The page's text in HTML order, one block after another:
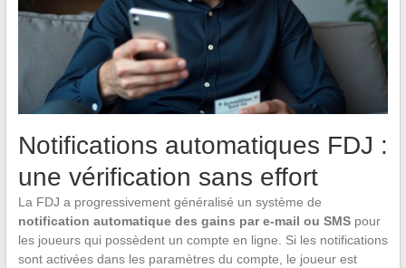
Notifications automatiques FDJ :
une vérification sans effort
La FDJ a progressivement généralisé un système de
notification automatique des gains par e-mail ou SMSpour
les joueurs qui possèdent un compte en ligne. Si les notifications
sont activées dans les paramètres du compte, le joueur est